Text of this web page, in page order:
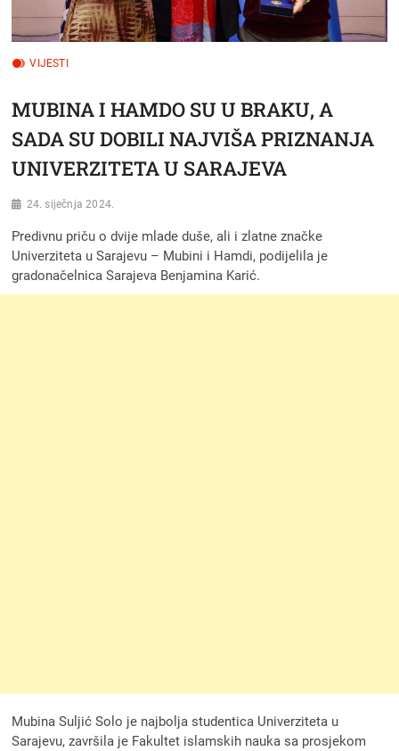
VIJESTI
MUBINA I HAMDO SU U BRAKU, A
SADA SU DOBILI NAJVIŠA PRIZNANJA
UNIVERZITETA U SARAJEVA
24. siječnja 2024.
Predivnu priču o dvije mlade duše, ali i zlatne značke
Univerziteta u Sarajevu – Mubini i Hamdi, podijelila je
gradonačelnica Sarajeva Benjamina Karić.
Mubina Suljić Solo je najbolja studentica Univerziteta u
Sarajevu, završila je Fakultet islamskih nauka sa prosjekom